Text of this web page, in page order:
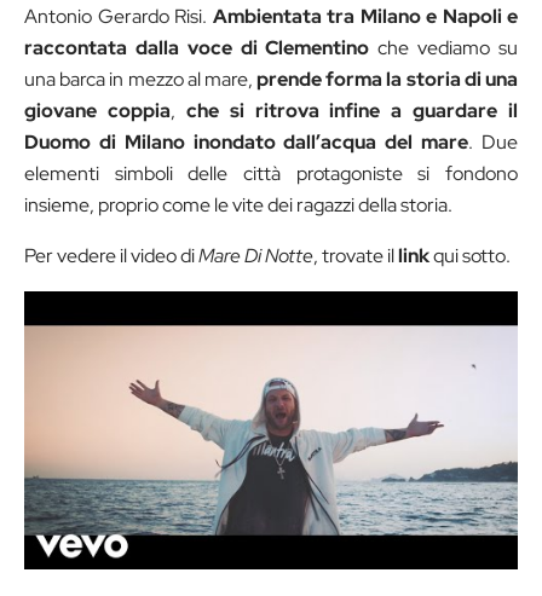
Antonio Gerardo Risi. Ambientata tra Milano e Napoli e
raccontata dalla voce di Clementino che vediamo su
una barca in mezzo al mare,prende forma la storia di una
giovane coppia, che si ritrova infine a guardare il
Duomo di Milano inondato dall’acqua del mare. Due
elementi simboli delle città protagoniste si fondono
insieme, proprio come le vite dei ragazzi della storia.
Per vedere il video diMare Di Notte, trovate illinkqui sotto.